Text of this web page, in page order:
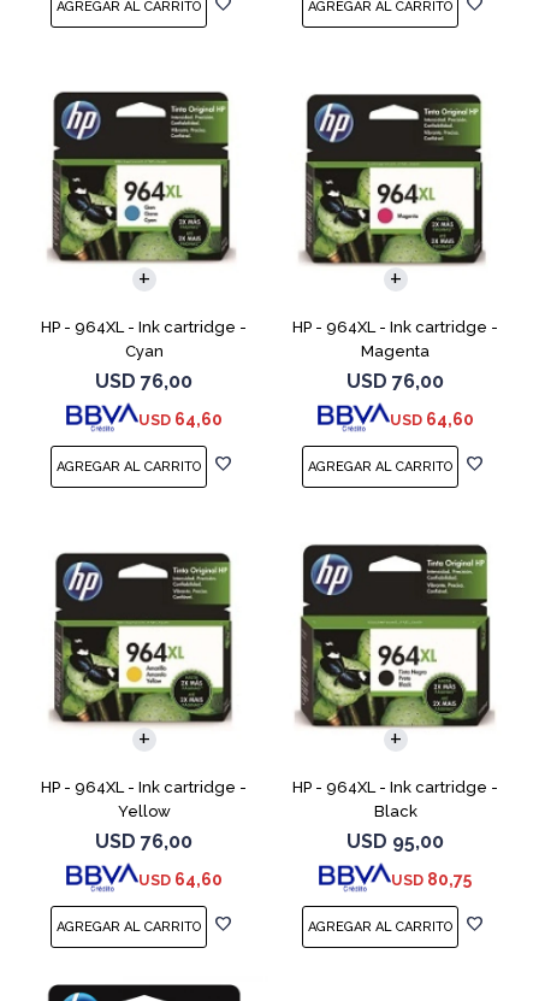
HP - 964XL - Ink cartridge -
Cyan
USD 76,00
USD 64,60
HP - 964XL - Ink cartridge -
Magenta
USD 76,00
USD 64,60
HP - 964XL - Ink cartridge -
Yellow
USD 76,00
USD 64,60
HP - 964XL - Ink cartridge -
Black
USD 95,00
USD 80,75